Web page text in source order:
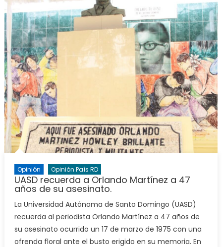
Opinión Opinión País RD
UASD recuerda a Orlando Martínez a 47
años de su asesinato.
La Universidad Autónoma de Santo Domingo (UASD)
recuerda al periodista Orlando Martínez a 47 años de
su asesinato ocurrido un 17 de marzo de 1975 con una
ofrenda floral ante el busto erigido en su memoria. En